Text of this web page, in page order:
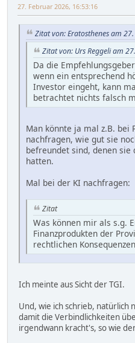
27. Februar 2026, 16:53:16
Zitat von: Eratosthenes am
Zitat von: Urs Reggeli am
Da die
wenn ein entsprechend
Investor eingeht, kann
betrachtet nichts falsch
Man könnte ja mal z.B. bei
nachfragen, wie gut sie
befreundet sind, denen
hatten.
Mal bei der KI nachfragen:
Zitat
Was können mir als s.g.
Finanzprodukten der
rechtlichen
Ich meinte aus Sicht der TGI.
Und, wie ich schrieb,
damit die Verbindlichkeiten
irgendwann kracht's, so wie